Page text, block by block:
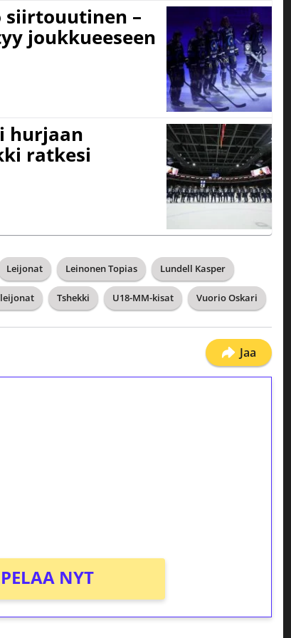
siirtouutinen –
joukkueeseen
hurjaan
ratkesi
Leijonat Leinonen Topias Lundell Kasper
Tshekki U18-MM-kisat Vuorio Oskari
Jaa
PELAA NYT